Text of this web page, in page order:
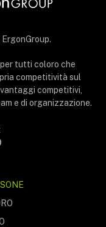
tutti coloro che
competitività sul
competitivi,
e di organizzazione.